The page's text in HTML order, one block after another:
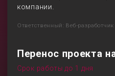
компании.
Ответственный: Веб-разработчик
Перенос проекта
Срок работы до 1 дня